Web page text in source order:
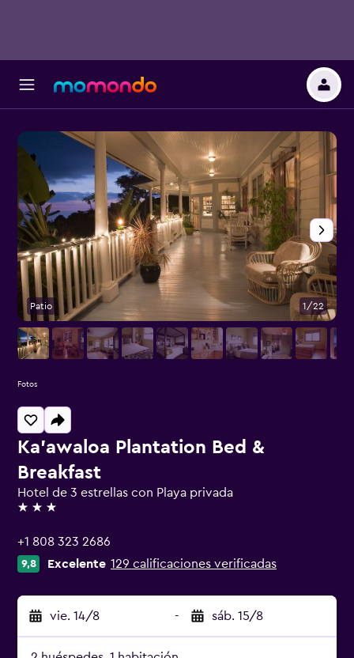
Ka'awaloa Plantation Bed &
Breakfast
Hotel de 3 estrellas con Playa privada
3 estrellas
+1 808 323 2686
9,8 Excelente 129 calificaciones verificadas
vie. 14/8 - sáb. 15/8
Patio 1/22
Fotos